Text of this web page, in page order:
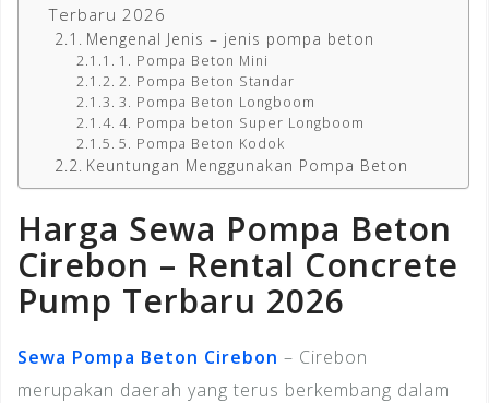
Terbaru 2026
Mengenal Jenis – jenis pompa beton
1. Pompa Beton Mini
2. Pompa Beton Standar
3. Pompa Beton Longboom
4. Pompa beton Super Longboom
5. Pompa Beton Kodok
Keuntungan Menggunakan Pompa Beton
Harga Sewa Pompa Beton
Cirebon – Rental Concrete
Pump Terbaru 2026
Sewa Pompa Beton Cirebon – Cirebon
merupakan daerah yang terus berkembang dalam